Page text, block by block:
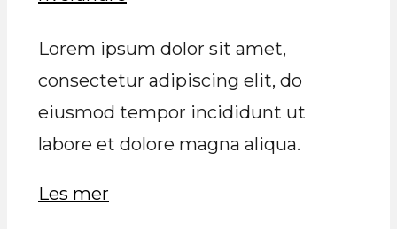
Lorem ipsum dolor sit amet,
consectetur adipiscing elit, do
eiusmod tempor incididunt ut
labore et dolore magna aliqua.
Les mer